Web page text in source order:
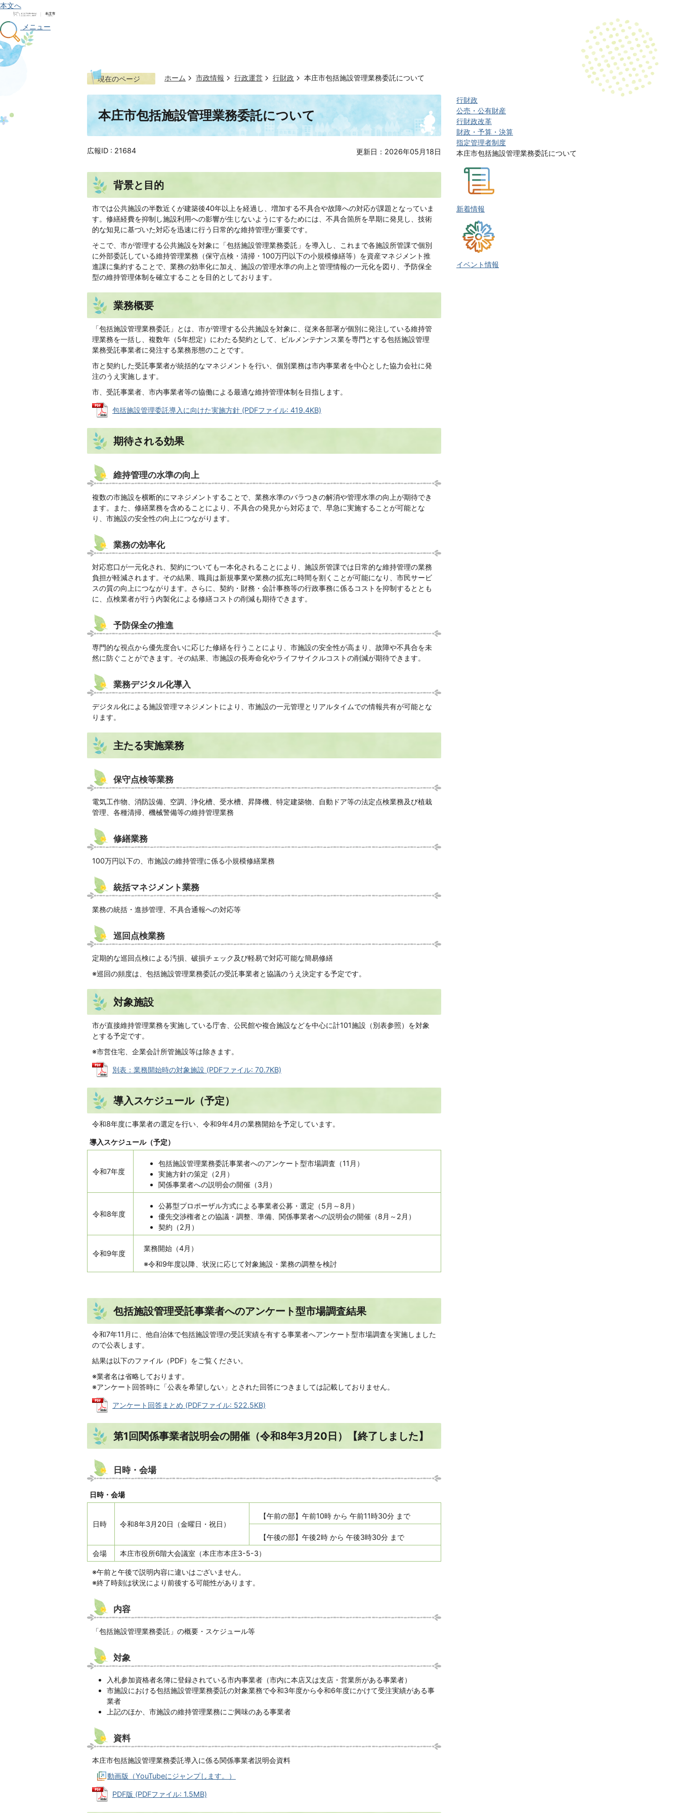
本文へ
メニュー
現在のページ ホーム 市政情報 行政運営 行財政 本庄市包括施設管理業務委託について
本庄市包括施設管理業務委託について
更新日：2026年05月18日
広報ID : 21684
背景と目的
市では公共施設の半数近くが建築後40年以上を経過し、増加する不具合や故障への対応が課題となっていま
す。修繕経費を抑制し施設利用への影響が生じないようにするためには、不具合箇所を早期に発見し、技術
的な知見に基づいた対応を迅速に行う日常的な維持管理が重要です。
そこで、市が管理する公共施設を対象に「包括施設管理業務委託」を導入し、これまで各施設所管課で個別
に外部委託している維持管理業務（保守点検・清掃・100万円以下の小規模修繕等）を資産マネジメント推
進課に集約することで、業務の効率化に加え、施設の管理水準の向上と管理情報の一元化を図り、予防保全
型の維持管理体制を確立することを目的としております。
業務概要
「包括施設管理業務委託」とは、市が管理する公共施設を対象に、従来各部署が個別に発注している維持管
理業務を一括し、複数年（5年想定）にわたる契約として、ビルメンテナンス業を専門とする包括施設管理
業務受託事業者に発注する業務形態のことです。
市と契約した受託事業者が統括的なマネジメントを行い、個別業務は市内事業者を中心とした協力会社に発
注のうえ実施します。
市、受託事業者、市内事業者等の協働による最適な維持管理体制を目指します。
包括施設管理委託導入に向けた実施方針 (PDFファイル: 419.4KB)
期待される効果
維持管理の水準の向上
複数の市施設を横断的にマネジメントすることで、業務水準のバラつきの解消や管理水準の向上が期待でき
ます。また、修繕業務を含めることにより、不具合の発見から対応まで、早急に実施することが可能とな
り、市施設の安全性の向上につながります。
業務の効率化
対応窓口が一元化され、契約についても一本化されることにより、施設所管課では日常的な維持管理の業務
負担が軽減されます。その結果、職員は新規事業や業務の拡充に時間を割くことが可能になり、市民サービ
スの質の向上につながります。さらに、契約・財務・会計事務等の行政事務に係るコストを抑制するととも
に、点検業者が行う内製化による修繕コストの削減も期待できます。
予防保全の推進
専門的な視点から優先度合いに応じた修繕を行うことにより、市施設の安全性が高まり、故障や不具合を未
然に防ぐことができます。その結果、市施設の長寿命化やライフサイクルコストの削減が期待できます。
業務デジタル化導入
デジタル化による施設管理マネジメントにより、市施設の一元管理とリアルタイムでの情報共有が可能とな
ります。
主たる実施業務
保守点検等業務
電気工作物、消防設備、空調、浄化槽、受水槽、昇降機、特定建築物、自動ドア等の法定点検業務及び植栽
管理、各種清掃、機械警備等の維持管理業務
修繕業務
100万円以下の、市施設の維持管理に係る小規模修繕業務
統括マネジメント業務
業務の統括・進捗管理、不具合通報への対応等
巡回点検業務
定期的な巡回点検による汚損、破損チェック及び軽易で対応可能な簡易修繕
※巡回の頻度は、包括施設管理業務委託の受託事業者と協議のうえ決定する予定です。
対象施設
市が直接維持管理業務を実施している庁舎、公民館や複合施設などを中心に計101施設（別表参照）を対象
とする予定です。
※市営住宅、企業会計所管施設等は除きます。
別表：業務開始時の対象施設 (PDFファイル: 70.7KB)
導入スケジュール（予定）
令和8年度に事業者の選定を行い、令和9年4月の業務開始を予定しています。
導入スケジュール（予定）
令和7年度
包括施設管理業務委託事業者へのアンケート型市場調査（11月）
実施方針の策定（2月）
関係事業者への説明会の開催（3月）
令和8年度
公募型プロポーザル方式による事業者公募・選定（5月～8月）
優先交渉権者との協議・調整、準備、関係事業者への説明会の開催（8月～2月）
契約（2月）
令和9年度
業務開始（4月）
※令和9年度以降、状況に応じて対象施設・業務の調整を検討
包括施設管理受託事業者へのアンケート型市場調査結果
令和7年11月に、他自治体で包括施設管理の受託実績を有する事業者へアンケート型市場調査を実施しました
ので公表します。
結果は以下のファイル（PDF）をご覧ください。
※業者名は省略しております。
※アンケート回答時に「公表を希望しない」とされた回答につきましては記載しておりません。
アンケート回答まとめ (PDFファイル: 522.5KB)
第1回関係事業者説明会の開催（令和8年3月20日）【終了しました】
日時・会場
日時・会場
日時 令和8年3月20日（金曜日・祝日）
【午前の部】午前10時 から 午前11時30分 まで
【午後の部】午後2時 から 午後3時30分 まで
会場
本庄市役所6階大会議室（本庄市本庄3-5-3）
※午前と午後で説明内容に違いはございません。
※終了時刻は状況により前後する可能性があります。
内容
「包括施設管理業務委託」の概要・スケジュール等
対象
入札参加資格者名簿に登録されている市内事業者（市内に本店又は支店・営業所がある事業者）
市施設における包括施設管理業務委託の対象業務で令和3年度から令和6年度にかけて受注実績がある事
業者
上記のほか、市施設の維持管理業務にご興味のある事業者
資料
本庄市包括施設管理業務委託導入に係る関係事業者説明会資料
動画版（YouTubeにジャンプします。）
PDF版 (PDFファイル: 1.5MB)
行財政
公売・公有財産
行財政改革
財政・予算・決算
指定管理者制度
本庄市包括施設管理業務委託について
新着情報
イベント情報